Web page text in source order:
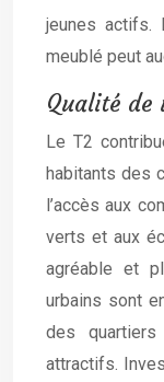
jeunes actifs.
meublé peut
Qualité de
Le T2
habitants des
l’accès aux
verts et aux
agréable et
urbains sont
des
attractifs.